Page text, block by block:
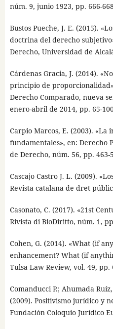
núm. 9, junio 1923, pp. 666-
Bustos Pueche, J. E. (2015).
doctrina del derecho
Derecho, Universidad de
Cárdenas Gracia, J. (2014).
principio de
Derecho Comparado, nueva
enero-abril de 2014, pp. 65-
Carpio Marcos, E. (2003).
fundamentales», en: Derecho
de Derecho, núm. 56, pp. 463-
Cascajo Castro J. L. (2009).
Revista catalana de dret
Casonato, C. (2017). «21st
Rivista di BioDiritto, núm. 1,
Cohen, G. (2014). «What (if
enhancement? What (if
Tulsa Law Review, vol. 49, pp.
Comanducci P.; Ahumada
(2009). Positivismo jurídico y
Fundación Coloquio Jurídico